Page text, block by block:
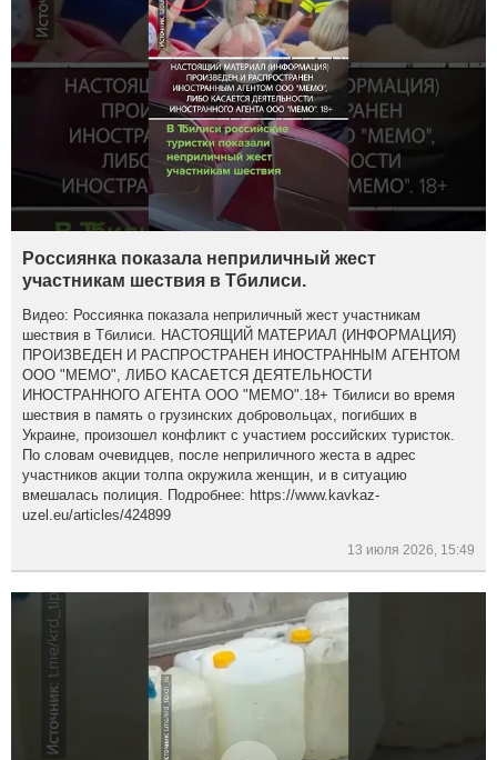
Россиянка показала неприличный жест
участникам шествия в Тбилиси.
Видео: Россиянка показала неприличный жест участникам
шествия в Тбилиси. НАСТОЯЩИЙ МАТЕРИАЛ (ИНФОРМАЦИЯ)
ПРОИЗВЕДЕН И РАСПРОСТРАНЕН ИНОСТРАННЫМ АГЕНТОМ
ООО "МЕМО", ЛИБО КАСАЕТСЯ ДЕЯТЕЛЬНОСТИ
ИНОСТРАННОГО АГЕНТА ООО "МЕМО".18+ Тбилиси во время
шествия в память о грузинских добровольцах, погибших в
Украине, произошел конфликт с участием российских туристок.
По словам очевидцев, после неприличного жеста в адрес
участников акции толпа окружила женщин, и в ситуацию
вмешалась полиция. Подробнее: https://www.kavkaz-
uzel.eu/articles/424899
13 июля 2026, 15:49